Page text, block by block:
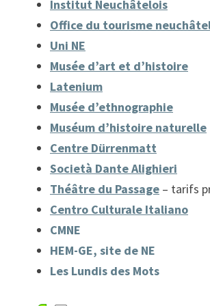
Institut Neuchâtelois
Office du tourisme
Uni NE
Musée d’art et d’histoire
Latenium
Musée d’ethnographie
Muséum d’histoire naturelle
Centre Dürrenmatt
Società Dante Alighieri
Théâtre du Passage – tarifs
Centro Culturale Italiano
CMNE
HEM-GE, site de NE
Les Lundis des Mots